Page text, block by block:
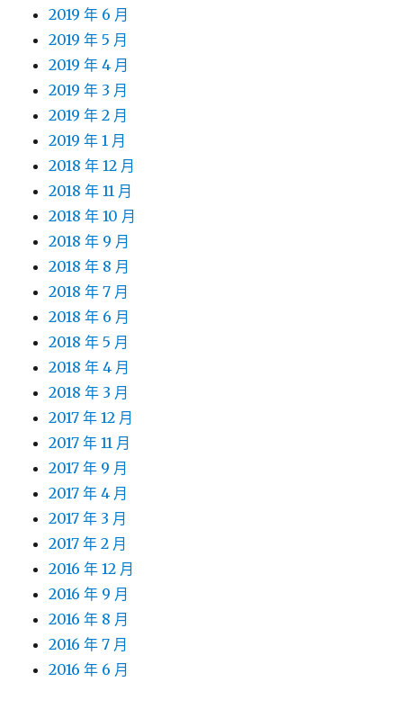
2019 年 6 月
2019 年 5 月
2019 年 4 月
2019 年 3 月
2019 年 2 月
2019 年 1 月
2018 年 12 月
2018 年 11 月
2018 年 10 月
2018 年 9 月
2018 年 8 月
2018 年 7 月
2018 年 6 月
2018 年 5 月
2018 年 4 月
2018 年 3 月
2017 年 12 月
2017 年 11 月
2017 年 9 月
2017 年 4 月
2017 年 3 月
2017 年 2 月
2016 年 12 月
2016 年 9 月
2016 年 8 月
2016 年 7 月
2016 年 6 月